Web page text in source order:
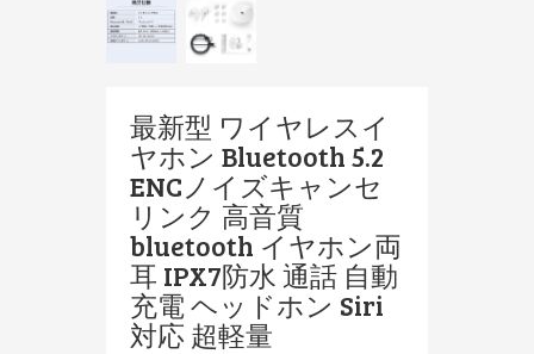
最新型 ワイヤレスイ
ヤホン Bluetooth 5.2
ENCノイズキャンセ
リンク 高音質
bluetooth イヤホン両
耳 IPX7防水 通話 自動
充電 ヘッドホン Siri
対応 超軽量